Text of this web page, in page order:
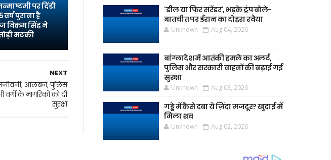
पर दिंडी
वर्ष पुराना है
विक्रम सिंह ने
मटकी
NEXT
संजीवनी, आलंबन, पुलिस
के नागरिकों को दी
सुरक्षा
'डील या फिर सरेंडर', भड़के ट्रंप बोले-
बातचीत पर ईरान का दोहरा रवैया
Unknown Aug 04, 2026
बांग्लादेश में आतंकी हमले का अलर्ट,
पुलिस और सरकारी वाहनों की बढ़ाई गई
सुरक्षा
Unknown Aug 03, 2026
गड्ढे में कैसे दबा ये ज़िंदा मजदूर? खुदाई में
मिला शव
Unknown Aug 02, 2026